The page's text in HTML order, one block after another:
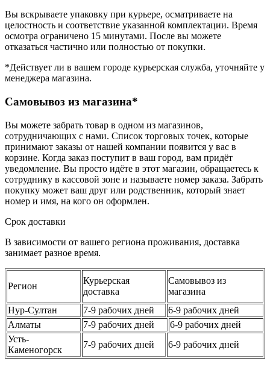
Вы вскрываете упаковку при курьере, осматриваете на
целостность и соответствие указанной комплектации. Время
осмотра ограничено 15 минутами. После вы можете
отказаться частично или полностью от покупки.
*Действует ли в вашем городе курьерская служба, уточняйте у
менеджера магазина.
Самовывоз из магазина*
Вы можете забрать товар в одном из магазинов,
сотрудничающих с нами. Список торговых точек, которые
принимают заказы от нашей компании появится у вас в
корзине. Когда заказ поступит в ваш город, вам придёт
уведомление. Вы просто идёте в этот магазин, обращаетесь к
сотруднику в кассовой зоне и называете номер заказа. Забрать
покупку может ваш друг или родственник, который знает
номер и имя, на кого он оформлен.
Срок доставки
В зависимости от вашего региона проживания, доставка
занимает разное время.
Регион
Курьерская
доставка
Самовывоз из
магазина
Нур-Султан
7-9 рабочих дней
6-9 рабочих дней
Алматы
7-9 рабочих дней
6-9 рабочих дней
Усть-
Каменогорск
7-9 рабочих дней 6-9 рабочих дней